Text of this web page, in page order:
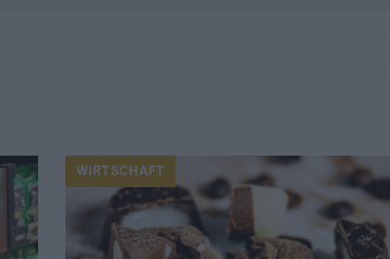
Favorit, Australien überrascht – alle Acts und unsere Prognose
Jurys – die Geschichte der ESC-Wertung als Spiegel des
WIRTSCHAFT